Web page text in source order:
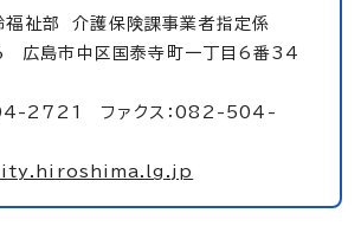
福祉部介護保険課事業者指定係
島市中区国泰寺町一丁目6番34
2721 ファクス：082-504-